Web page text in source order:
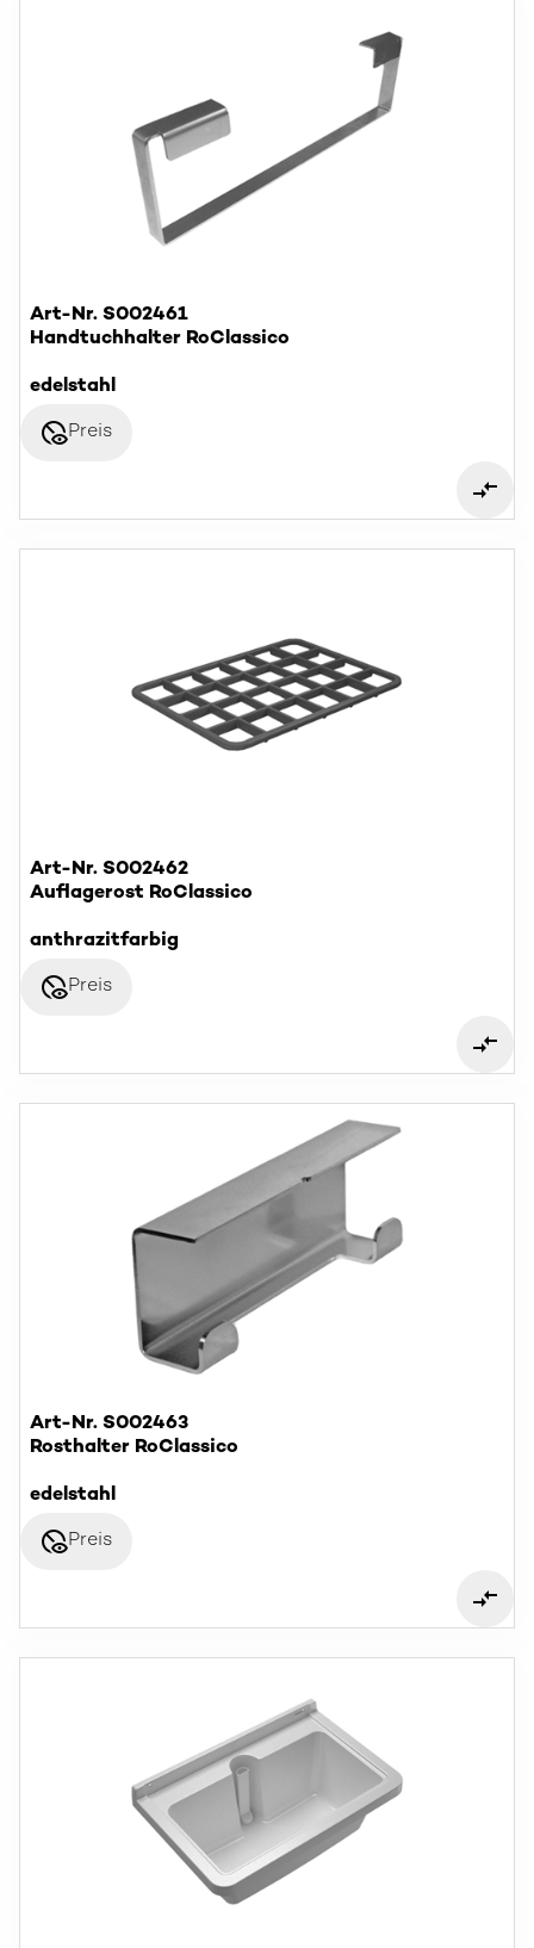
Art-Nr. S002461
Handtuchhalter RoClassico
edelstahl
disabled_visiblePreis
Art-Nr. S002462
Auflagerost RoClassico
anthrazitfarbig
disabled_visiblePreis
Art-Nr. S002463
Rosthalter RoClassico
edelstahl
disabled_visiblePreis